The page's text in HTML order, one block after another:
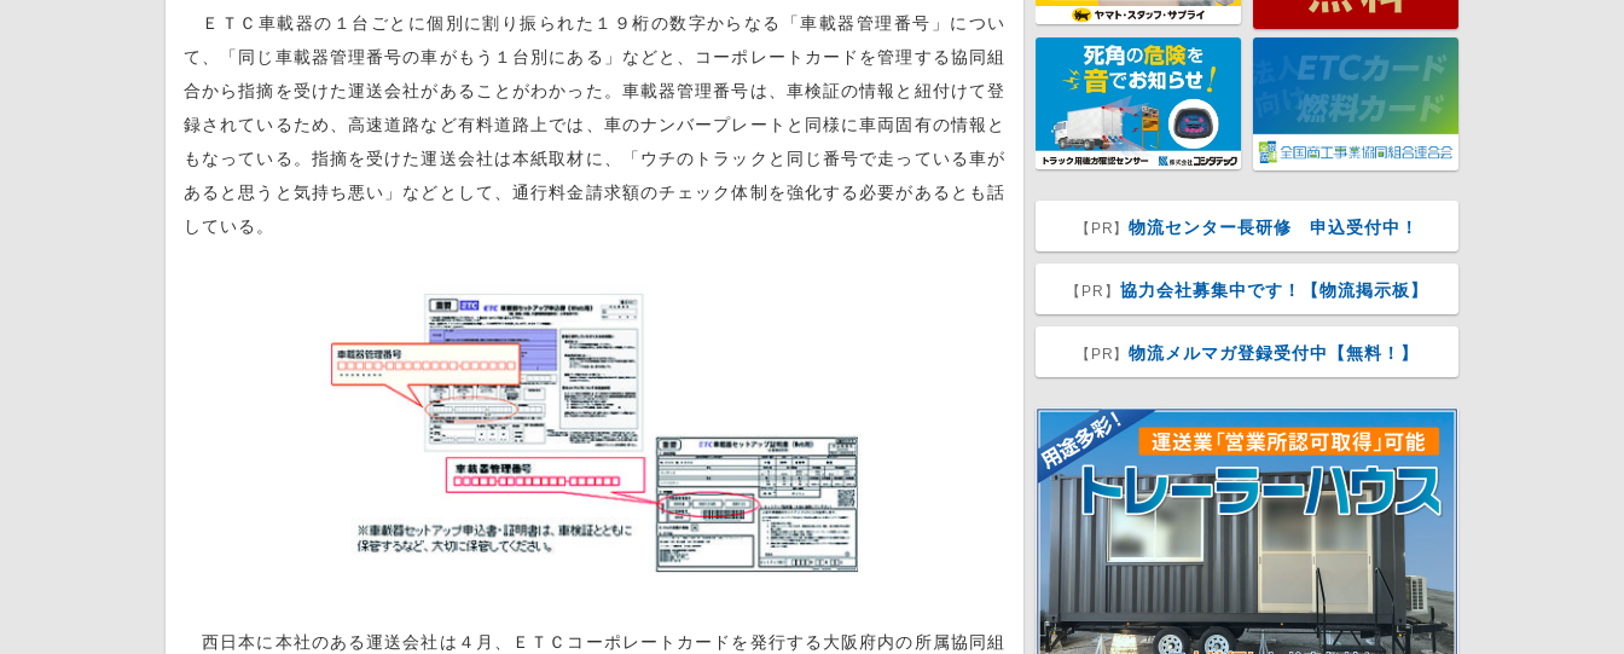
ＥＴＣ車載器の１台ごとに個別に割り振られた１９桁の数字からなる「車載器管理番号」につい
て、「同じ車載器管理番号の車がもう１台別にある」などと、コーポレートカードを管理する協同組
合から指摘を受けた運送会社があることがわかった。車載器管理番号は、車検証の情報と紐付けて登
録されているため、高速道路など有料道路上では、車のナンバープレートと同様に車両固有の情報と
もなっている。指摘を受けた運送会社は本紙取材に、「ウチのトラックと同じ番号で走っている車が
あると思うと気持ち悪い」などとして、通行料金請求額のチェック体制を強化する必要があるとも話
している。
西日本に本社のある運送会社は４月、ＥＴＣコーポレートカードを発行する大阪府内の所属協同組
【PR】物流センター長研修 申込受付中！
【PR】 協力会社募集中です！【物流掲示板】
【PR】物流メルマガ登録受付中【無料！】